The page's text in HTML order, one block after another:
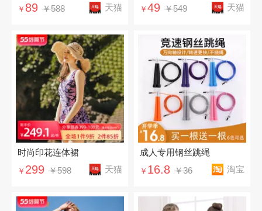
￥ 89 ￥588 天猫 ￥ 49 ￥549 天猫
时尚印花连体裙
￥ 299 ￥598 天猫
成人专用钢丝跳绳
￥ 16.8 ￥36 淘宝